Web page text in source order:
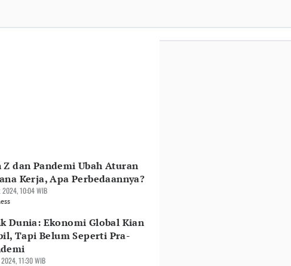
Z dan Pandemi Ubah Aturan
Kerja, Apa Perbedaannya?
2024, 10:04 WIB
Dunia: Ekonomi Global Kian
Tapi Belum Seperti Pra-
11:30 WIB